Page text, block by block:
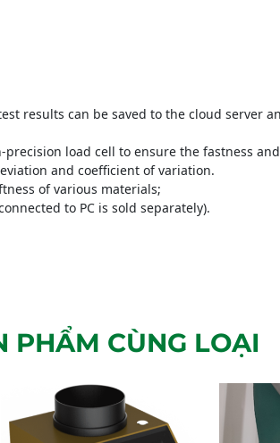
results can be saved to the cloud server
load cell to ensure the fastness
and coefficient of variation.
of various materials;
to PC is sold separately).
PHẨM CÙNG LOẠI